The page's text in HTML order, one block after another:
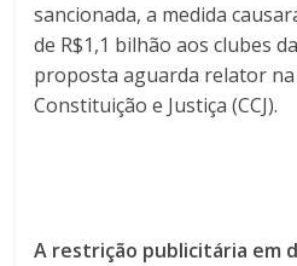
sancionada, a medida
de R$1,1 bilhão aos clubes
proposta aguarda relator na
Constituição e Justiça (CCJ).
A restrição publicitária em